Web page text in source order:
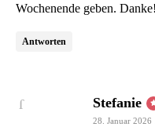
Wochenende geben.
Antworten
Stefanie
28. Januar 2026